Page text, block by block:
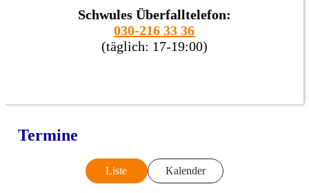
Schwules Überfalltelefon:
030-216 33 36
(täglich: 17-19:00)
Termine
Liste Kalender